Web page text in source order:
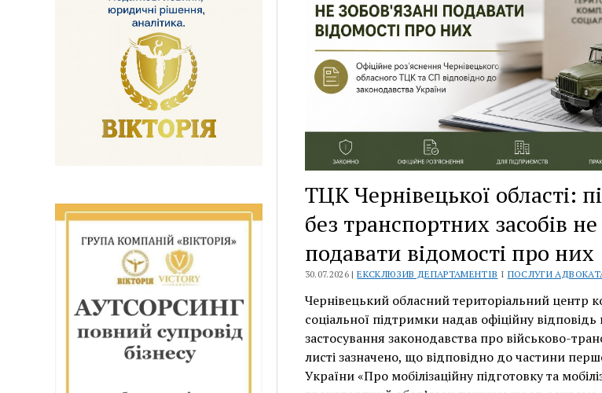
ТЦК Чернівецької області:
без транспортних засобів не
подавати відомості про них
30.07.2026 |ЕКСКЛЮЗИВ ДЕПАРТАМЕНТІВ І ПОСЛУГИ
Чернівецький обласний територіальний центр
соціальної підтримки надав офіційну
застосування законодавства про військово-
листі зазначено, що відповідно до частини
України «Про мобілізаційну підготовку та